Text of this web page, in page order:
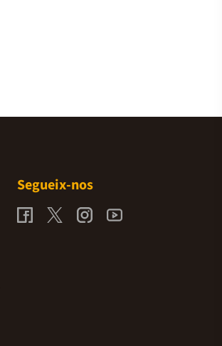
Segueix-nos